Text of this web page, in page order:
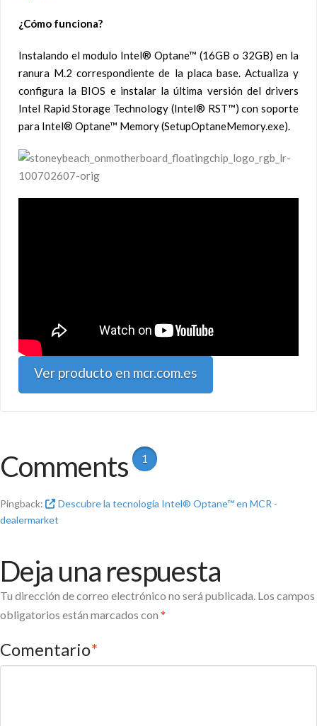
¿Cómo funciona?
Instalando el modulo Intel® Optane™ (16GB o 32GB) en la
ranura M.2 correspondiente de la placa base. Actualiza y
configura la BIOS e instalar la última versión del drivers
Intel Rapid Storage Technology (Intel® RST™) con soporte
para Intel® Optane™ Memory (SetupOptaneMemory.exe).
Ver producto en mcr.com.es
Comments 1
Pingback:
Descubre la tecnología Intel® Optane™ en MCR -
dealermarket
Deja una respuesta
Tu dirección de correo electrónico no será publicada. Los campos
obligatorios están marcados con *
Comentario*